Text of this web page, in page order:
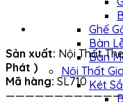
Ghế
Bàn
Bàn
Nội Thất
Két
Sản xuất: Nội Thất
Phát )
Mã hàng: SL710